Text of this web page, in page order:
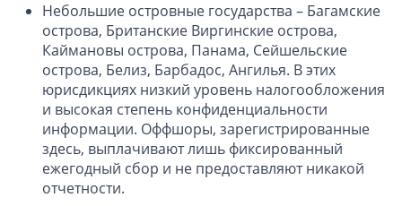
Небольшие островные государства – Багамские
острова, Британские Виргинские острова,
Каймановы острова, Панама, Сейшельские
острова, Белиз, Барбадос, Ангилья. В этих
юрисдикциях низкий уровень налогообложения
и высокая степень конфиденциальности
информации. Оффшоры, зарегистрированные
здесь, выплачивают лишь фиксированный
ежегодный сбор и не предоставляют никакой
отчетности.